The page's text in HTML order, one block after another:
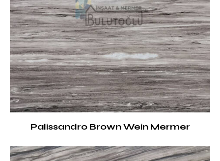
Palissandro Brown Wein Mermer